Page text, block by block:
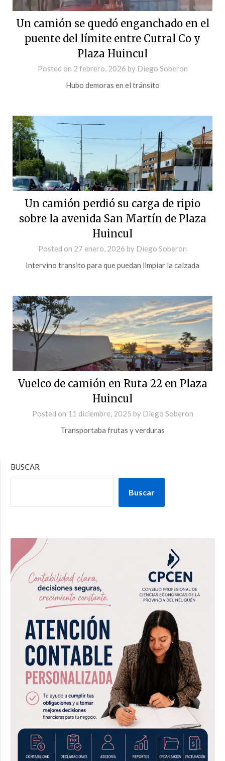
Un camión se quedó enganchado en el
puente del límite entre Cutral Co y
Plaza Huincul
Posted on 2 febrero, 2026 by Diego Soberon
Hubo demoras en el tránsito
Un camión perdió su carga de ripio
sobre la avenida San Martín de Plaza
Huincul
Posted on 27 enero, 2026 by Diego Soberon
Intervino transito para que puedan limpiar la calzada
Vuelco de camión en Ruta 22 en Plaza
Huincul
Posted on 11 diciembre, 2025 by Diego Soberon
Transportaba frutas y verduras
BUSCAR
Buscar